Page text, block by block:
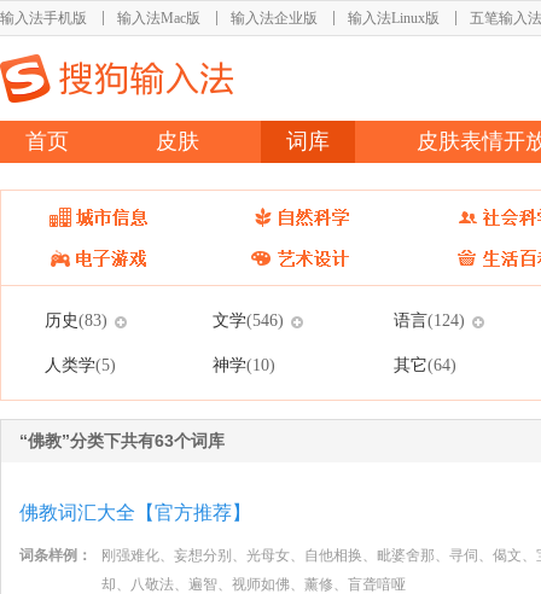
输入法手机版 输入法Mac版 输入法企业版 输入法Linux版 五笔输入法
首页 皮肤 词库 皮肤表情开
历史(83) 文学(546) 语言(124)
人类学(5) 神学(10) 其它(64)
“佛教”分类下共有63个词库
佛教词汇大全【官方推荐】
词条样例：
刚强难化、妄想分别、光母女、自他相换、毗婆舍那、寻伺、偈文
却、八敬法、遍智、视师如佛、薰修、盲聋喑哑